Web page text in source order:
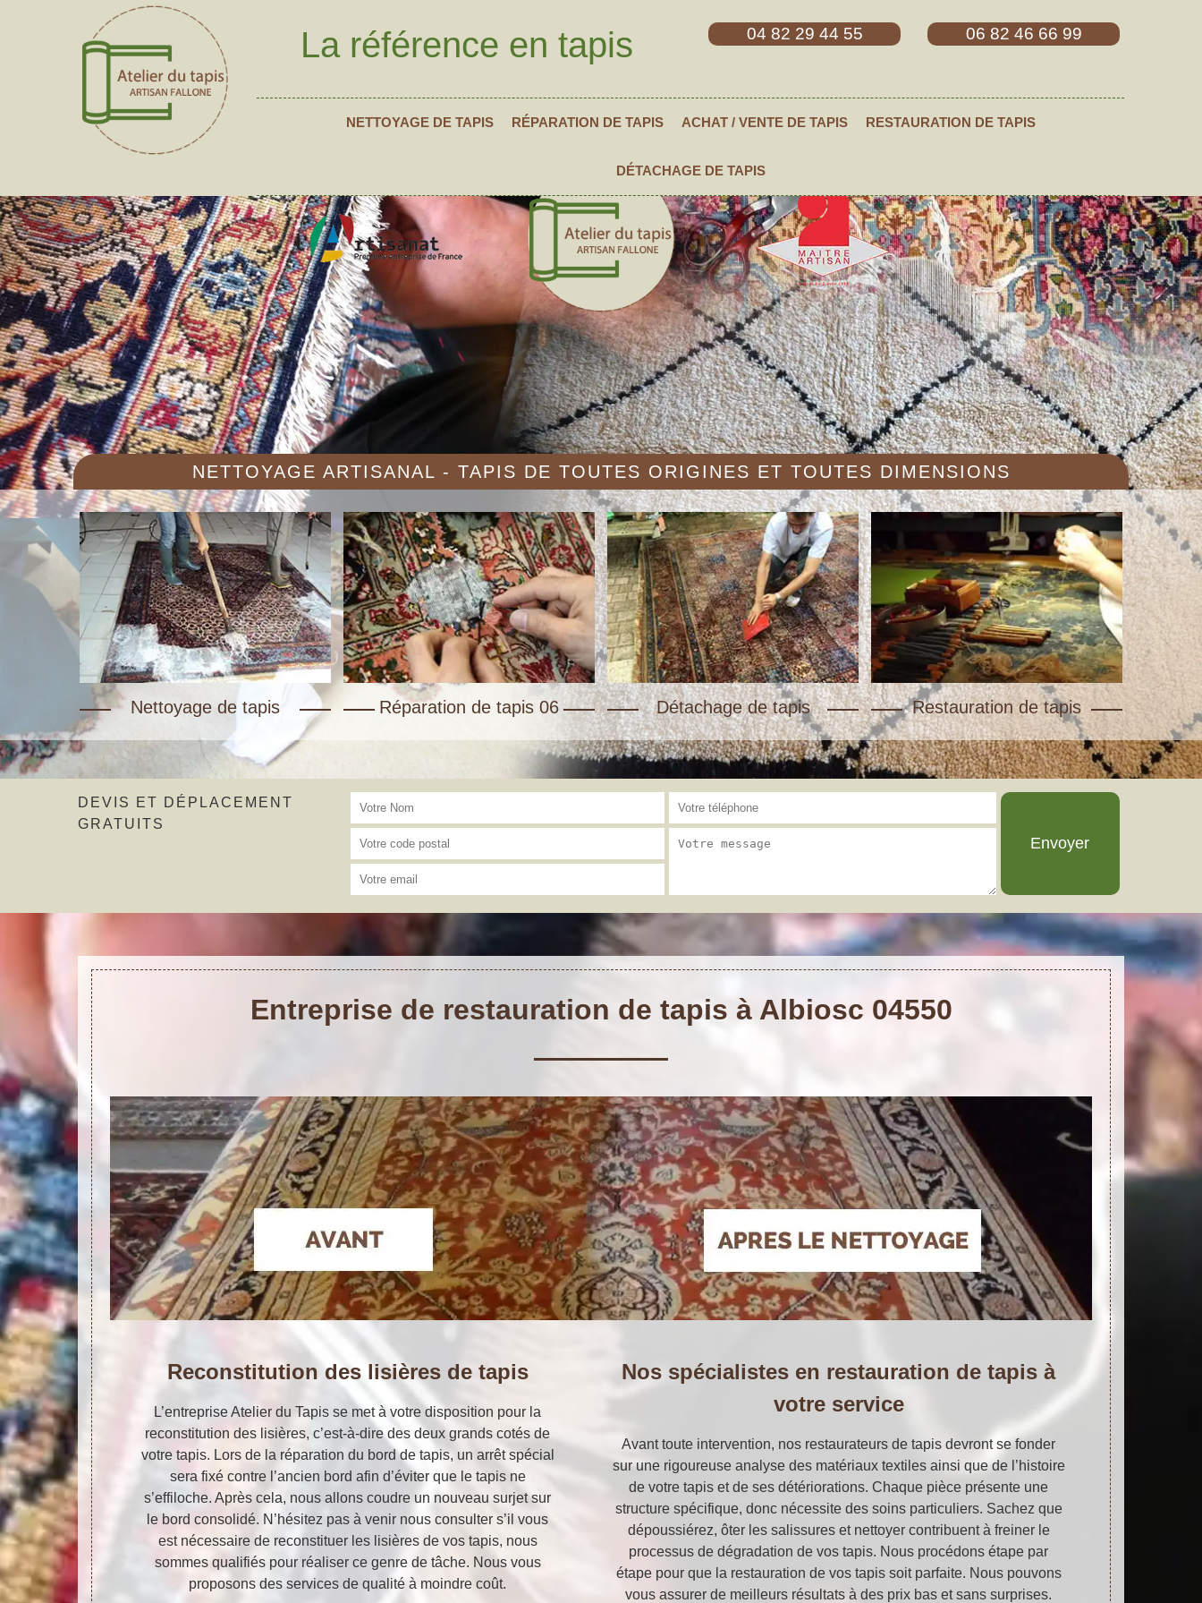
La référence en tapis 04 82 29 44 55 06 82 46 66 99
NETTOYAGE DE TAPIS RÉPARATION DE TAPIS ACHAT / VENTE DE TAPIS RESTAURATION DE TAPIS
DÉTACHAGE DE TAPIS
NETTOYAGE ARTISANAL - TAPIS DE TOUTES ORIGINES ET TOUTES DIMENSIONS
Nettoyage de tapis Réparation de tapis 06 Détachage de tapis Restauration de tapis
DEVIS ET DÉPLACEMENT
GRATUITS
Entreprise de restauration de tapis à Albiosc 04550
Reconstitution des lisières de tapis
L’entreprise Atelier du Tapis se met à votre disposition pour la
reconstitution des lisières, c’est-à-dire des deux grands cotés de
votre tapis. Lors de la réparation du bord de tapis, un arrêt spécial
sera fixé contre l’ancien bord afin d’éviter que le tapis ne
s’effiloche. Après cela, nous allons coudre un nouveau surjet sur
le bord consolidé. N’hésitez pas à venir nous consulter s’il vous
est nécessaire de reconstituer les lisières de vos tapis, nous
sommes qualifiés pour réaliser ce genre de tâche. Nous vous
proposons des services de qualité à moindre coût.
Nos spécialistes en restauration de tapis à
votre service
Avant toute intervention, nos restaurateurs de tapis devront se fonder
sur une rigoureuse analyse des matériaux textiles ainsi que de l’histoire
de votre tapis et de ses détériorations. Chaque pièce présente une
structure spécifique, donc nécessite des soins particuliers. Sachez que
dépoussiérez, ôter les salissures et nettoyer contribuent à freiner le
processus de dégradation de vos tapis. Nous procédons étape par
étape pour que la restauration de vos tapis soit parfaite. Nous pouvons
vous assurer de meilleurs résultats à des prix bas et sans surprises.